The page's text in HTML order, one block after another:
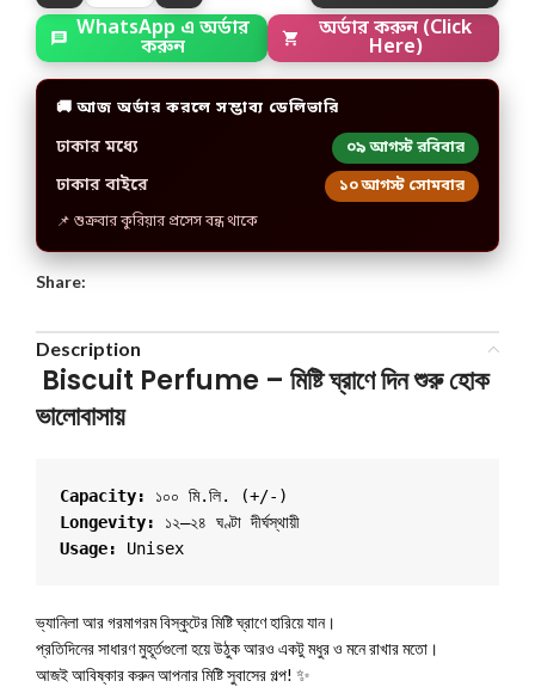
WhatsApp এ অর্ডার
করুন
অর্ডার করুন (Click
Here)
🚚 আজ অর্ডার করলে সম্ভাব্য ডেলিভারি
ঢাকার মধ্যে ০৯ আগস্ট রবিবার
ঢাকার বাইরে ১০ আগস্ট সোমবার
📌 শুক্রবার কুরিয়ার প্রসেস বন্ধ থাকে
Share:
Description
Biscuit Perfume – মিষ্টি ঘ্রাণে দিন শুরু হোক
ভালোবাসায়
Capacity:
১০০ মি.লি. (+/-)
Longevity:
১২–২৪ ঘণ্টা দীর্ঘস্থায়ী
Usage:
ভ্যানিলা আর গরমাগরম বিস্কুটের মিষ্টি ঘ্রাণে হারিয়ে যান।
প্রতিদিনের সাধারণ মুহূর্তগুলো হয়ে উঠুক আরও একটু মধুর ও মনে রাখার মতো।
আজই আবিষ্কার করুন আপনার মিষ্টি সুবাসের গল্প! ✨